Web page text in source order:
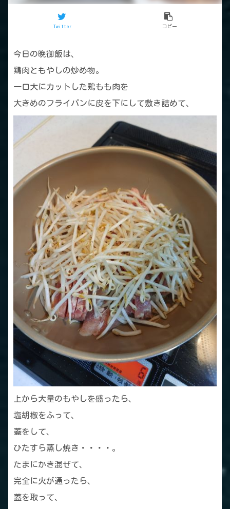
Twitter コピー
今日の晩御飯は、
鶏肉ともやしの炒め物。
一口大にカットした鶏もも肉を
大きめのフライパンに皮を下にして敷き詰めて、
上から大量のもやしを盛ったら、
塩胡椒をふって、
蓋をして、
ひたすら蒸し焼き・・・・。
たまにかき混ぜて、
完全に火が通ったら、
蓋を取って、